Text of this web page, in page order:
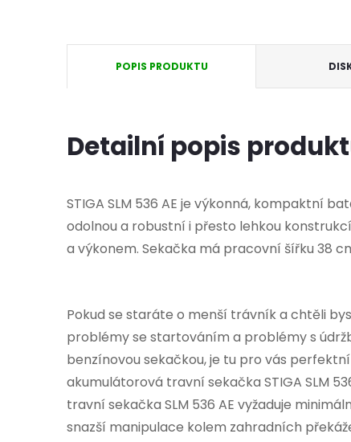
POPIS PRODUKTU
Detailní popis
STIGA SLM 536 AE je výkonná, kompaktní
odolnou a robustní i přesto lehkou
a výkonem. Sekačka má pracovní šířku 38
Pokud se staráte o menší trávník a chtěli
problémy se startováním a problémy s
benzínovou sekačkou, je tu pro vás
akumulátorová travní sekačka STIGA SLM
travní sekačka SLM 536 AE vyžaduje
snazší manipulace kolem zahradních